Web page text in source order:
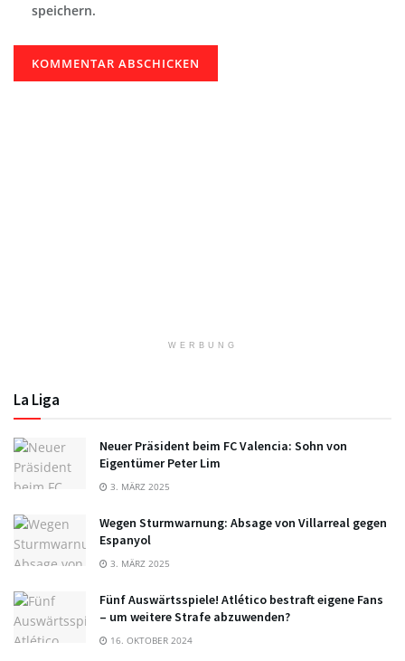
speichern.
WERBUNG
La Liga
Neuer Präsident beim FC Valencia: Sohn von
Eigentümer Peter Lim
3. MÄRZ 2025
Wegen Sturmwarnung: Absage von Villarreal gegen
Espanyol
3. MÄRZ 2025
Fünf Auswärtsspiele! Atlético bestraft eigene Fans
– um weitere Strafe abzuwenden?
16. OKTOBER 2024